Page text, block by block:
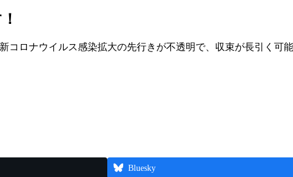
コロナウイルス感染拡大の先行きが不透明で、収束が長引く可
Bluesky